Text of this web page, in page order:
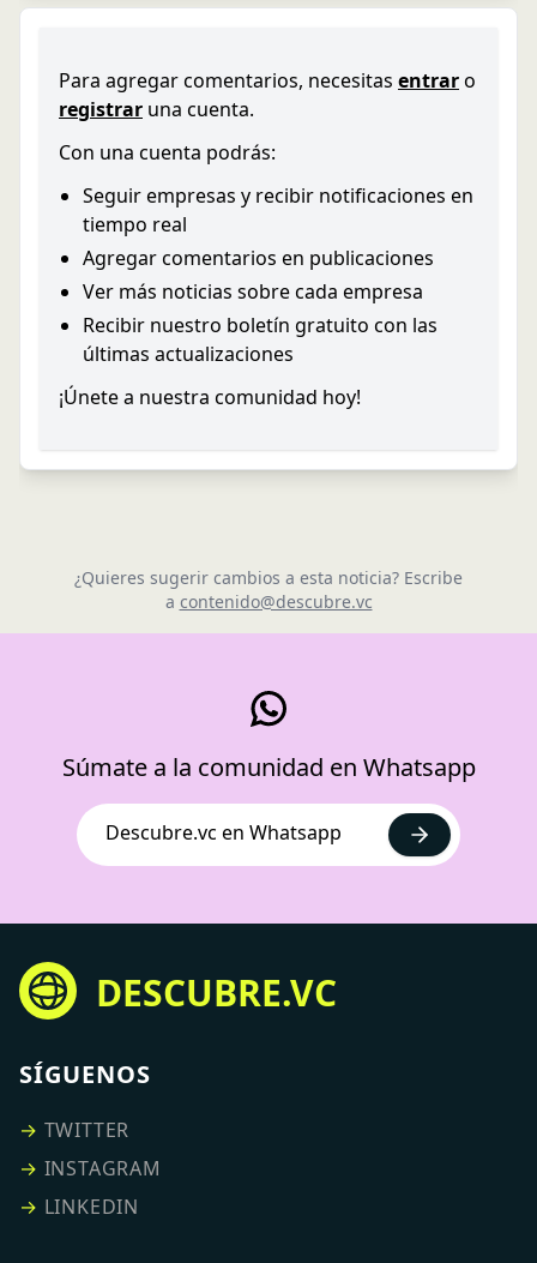
Para agregar comentarios, necesitas entraro
registrar una cuenta.
Con una cuenta podrás:
Seguir empresas y recibir notificaciones en
tiempo real
Agregar comentarios en publicaciones
Ver más noticias sobre cada empresa
Recibir nuestro boletín gratuito con las
últimas actualizaciones
¡Únete a nuestra comunidad hoy!
¿Quieres sugerir cambios a esta noticia? Escribe
a contenido@descubre.vc
Súmate a la comunidad en Whatsapp
Descubre.vc en Whatsapp
DESCUBRE.VC
SÍGUENOS
→ TWITTER
→ INSTAGRAM
→ LINKEDIN